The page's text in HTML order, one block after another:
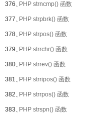
376、PHP strncmp() 函数
377、PHP strpbrk() 函数
378、PHP strpos() 函数
379、PHP strrchr() 函数
380、PHP strrev() 函数
381、PHP strripos() 函数
382、PHP strrpos() 函数
383、PHP strspn() 函数